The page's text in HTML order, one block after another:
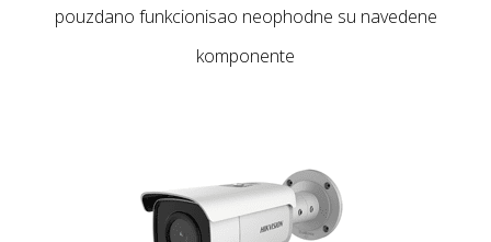
pouzdano funkcionisao neophodne su navedene
komponente